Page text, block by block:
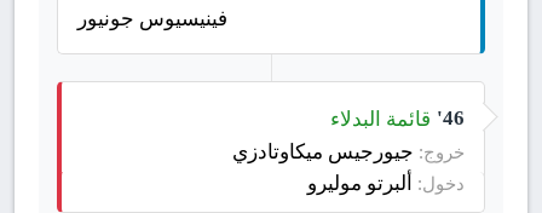
فينيسيوس جونيور
46' قائمة البدلاء
خروج: جيورجيس ميكاوتادزي
دخول: ألبرتو موليرو